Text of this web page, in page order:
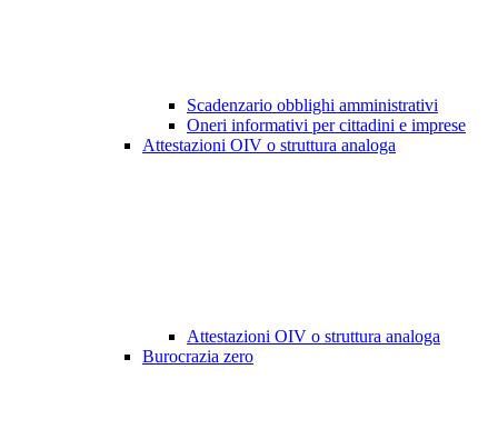
Scadenzario obblighi amministrativi
Oneri informativi per cittadini e imprese
Attestazioni OIV o struttura analoga
Attestazioni OIV o struttura analoga
Burocrazia zero